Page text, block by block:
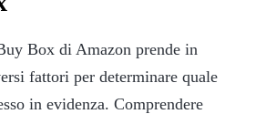
Box di Amazon prende in
fattori per determinare quale
in evidenza. Comprendere